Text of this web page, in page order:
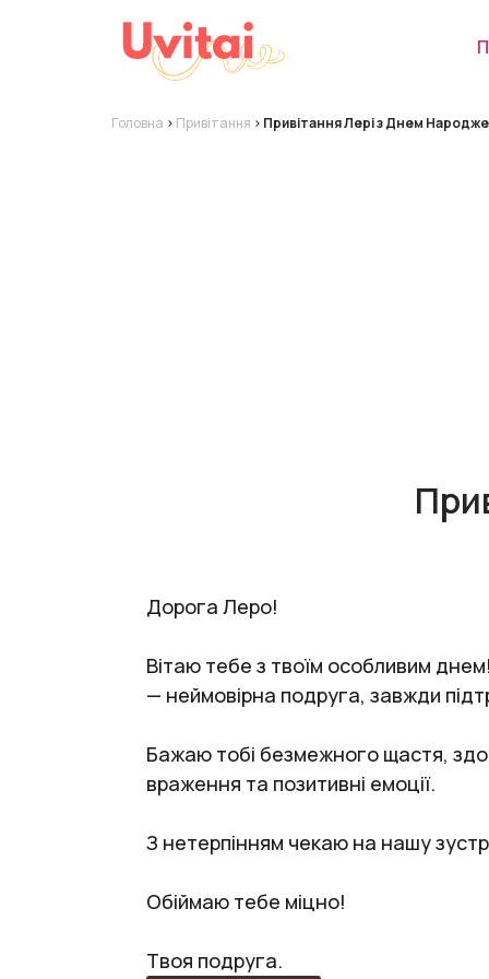
Головна > Привітання > Привітання Лері з Днем
Дорога Леро!
Вітаю тебе з твоїм особливим
— неймовірна подруга, завжди
Бажаю тобі безмежного щастя,
враження та позитивні емоції.
З нетерпінням чекаю на нашу
Обіймаю тебе міцно!
Твоя подруга.